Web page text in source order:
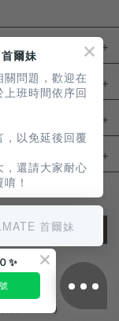
JOIN
假日除外)
爾妹
問題，歡迎在
班時間依序回
，以免延後回覆
，還請大家耐心
！
首爾妹
✨